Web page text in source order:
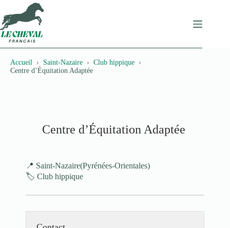
au
contenu
Accueil Saint-Nazaire
Club hippique
Centre d’Équitation Adaptée
Centre d’Équitation Adaptée
📍 Saint-Nazaire(Pyrénées-Orientales)
🏷️ Club hippique